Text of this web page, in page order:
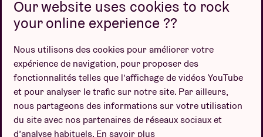
Politique de confidentialité
Politique de cookies
Conditions de vente
Design par
Our website uses cookies to rock
your online experience ??
Nous utilisons des cookies pour améliorer votre
expérience de navigation, pour proposer des
fonctionnalités telles que l’affichage de vidéos YouTube
et pour analyser le trafic sur notre site. Par ailleurs,
nous partageons des informations sur votre utilisation
du site avec nos partenaires de réseaux sociaux et
d’analyse habituels. En savoir plus